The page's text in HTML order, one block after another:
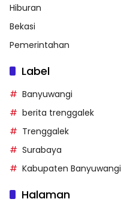
Hiburan
Bekasi
Pemerintahan
Label
Banyuwangi
berita trenggalek
Trenggalek
Surabaya
Kabupaten Banyuwangi
Halaman